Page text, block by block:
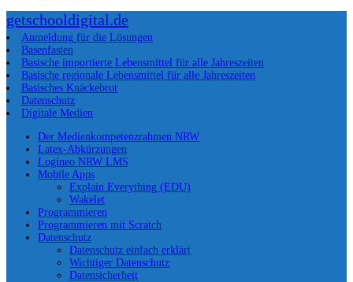
getschooldigital.de
Anmeldung für die Lösungen
Basenfasten
Basische importierte Lebensmittel für alle Jahreszeiten
Basische regionale Lebensmittel für alle Jahreszeiten
Basisches Knäckebrot
Datenschutz
Digitale Medien
Der Medienkompetenzrahmen NRW
Latex-Abkürzungen
Logineo NRW LMS
Mobile Apps
Explain Everything (EDU)
Wakelet
Programmieren
Programmieren mit Scratch
Datenschutz
Datenschutz einfach erklärt
Wichtiger Datenschutz
Datensicherheit